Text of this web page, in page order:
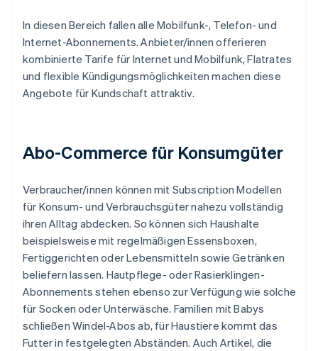
In diesen Bereich fallen alle Mobilfunk-, Telefon- und
Internet-Abonnements. Anbieter/innen offerieren
kombinierte Tarife für Internet und Mobilfunk, Flatrates
und flexible Kündigungsmöglichkeiten machen diese
Angebote für Kundschaft attraktiv.
Abo-Commerce für Konsumgüter
Verbraucher/innen können mit Subscription Modellen
für Konsum- und Verbrauchsgüter nahezu vollständig
ihren Alltag abdecken. So können sich Haushalte
beispielsweise mit regelmäßigen Essensboxen,
Fertiggerichten oder Lebensmitteln sowie Getränken
beliefern lassen. Hautpflege- oder Rasierklingen-
Abonnements stehen ebenso zur Verfügung wie solche
für Socken oder Unterwäsche. Familien mit Babys
schließen Windel-Abos ab, für Haustiere kommt das
Futter in festgelegten Abständen. Auch Artikel, die